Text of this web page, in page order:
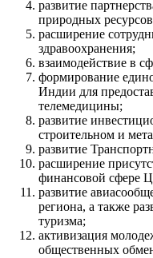
развитие
природных
расширение
здравоохранения;
взаимодействие в
формирование
Индии для
телемедицины;
развитие
строительном и
развитие
расширение
финансовой сфере
развитие
региона, а также
туризма;
активизация
общественных